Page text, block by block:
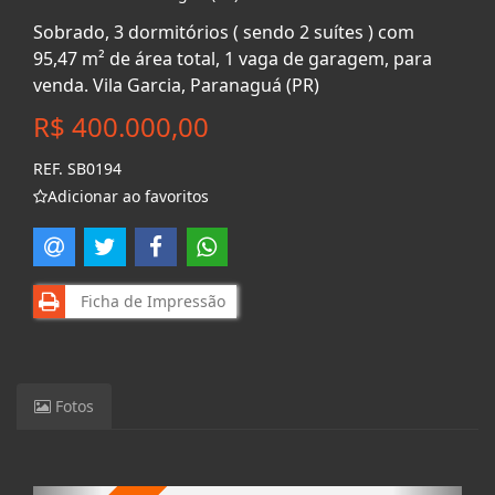
Sobrado, 3 dormitórios ( sendo 2 suítes ) com
95,47 m² de área total, 1 vaga de garagem, para
venda. Vila Garcia, Paranaguá (PR)
R$ 400.000,00
REF. SB0194
Adicionar ao favoritos
Ficha de Impressão
Fotos